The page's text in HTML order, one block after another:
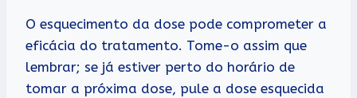
O esquecimento da dose pode comprometer a
eficácia do tratamento. Tome-o assim que
lembrar; se já estiver perto do horário de
tomar a próxima dose, pule a dose esquecida